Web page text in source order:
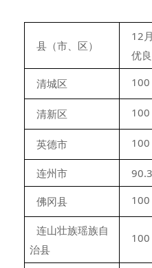
县（市、区）
12月
优
清城区 100
清新区 100
英德市 100
连州市 90.3
佛冈县 100
连山壮族瑶族自
治县
100